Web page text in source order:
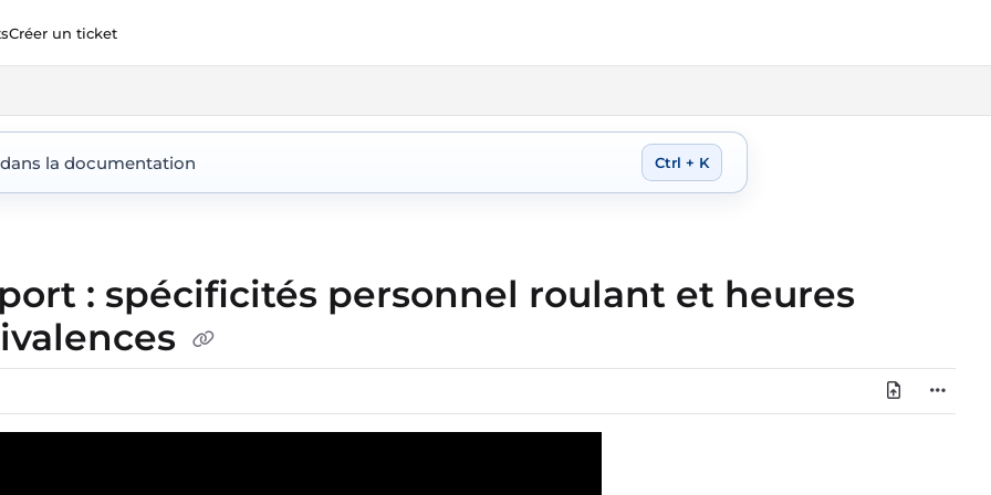
Créer un ticket
: spécificités personnel roulant et heures
la documentation Ctrl + K